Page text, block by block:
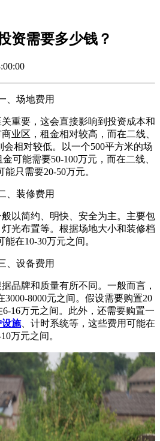
资需要多少钱？
、场地费用
重要，这会直接影响到投资成本和
业区，租金相对较高，而在二线、
相对较低。以一个500平方米的场
可能需要50-100万元，而在二线、
能只需要20-50万元。
、装修费用
以简约、明快、安全为主。主要包
光布置等。根据场地大小和装修档
能在10-30万元之间。
、设备费用
品牌和质量有所不同。一般而言，
8000元之间。假设需要购置20
16万元之间。此外，还需要购置一
施、计时系统等，这些费用可能在
万元之间。